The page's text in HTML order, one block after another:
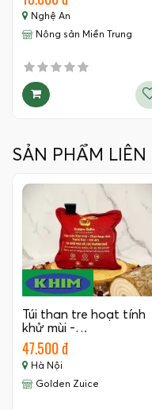
Nghệ An
Nông sản Miền Trung
SẢN PHẨM LIÊN
Túi than tre hoạt tính
khử mùi -…
47.500 đ
Hà Nội
Golden Zuice